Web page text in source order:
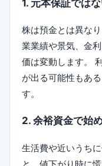
1. 元本保証では
株は預金とは異な
業業績や景気、金
価は変動します。
が出る可能性もあ
す。
2. 余裕資金で始
生活費や近いうち